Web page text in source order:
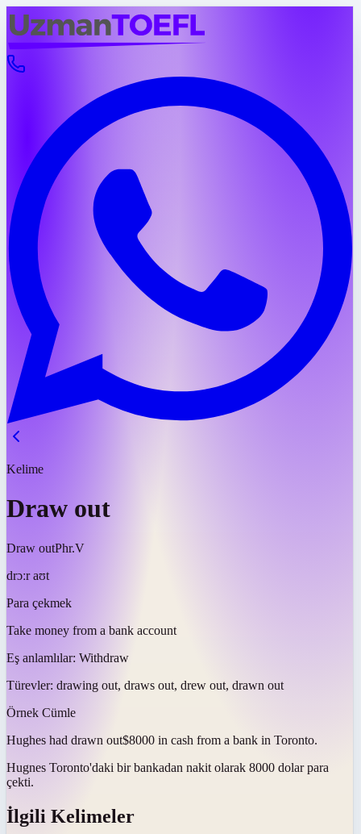
Kelime
Draw out
Draw outPhr.V
drɔːr aʊt
Para çekmek
Take money from a bank account
Eş anlamlılar: Withdraw
Türevler: drawing out, draws out, drew out, drawn out
Örnek Cümle
Hughes had drawn out$8000 in cash from a bank in Toronto.
Hugnes Toronto'daki bir bankadan nakit olarak 8000 dolar para
çekti.
İlgili Kelimeler